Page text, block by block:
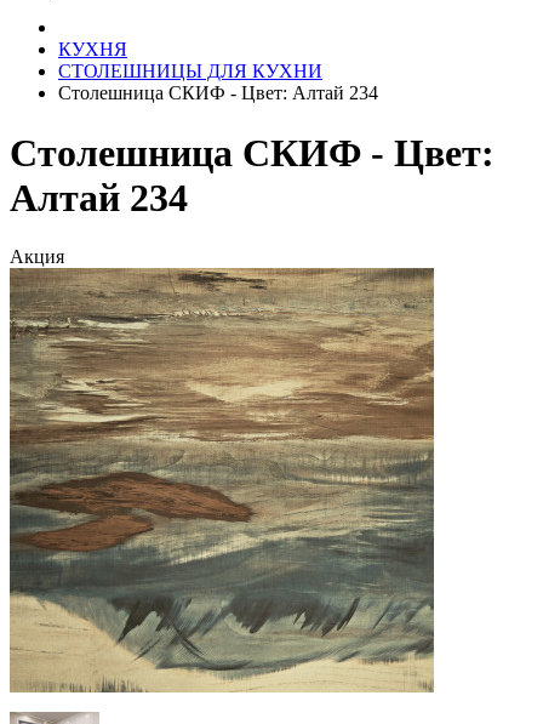
КУХНЯ
СТОЛЕШНИЦЫ ДЛЯ КУХНИ
Столешница СКИФ - Цвет: Алтай 234
Столешница СКИФ - Цвет:
Алтай 234
Акция